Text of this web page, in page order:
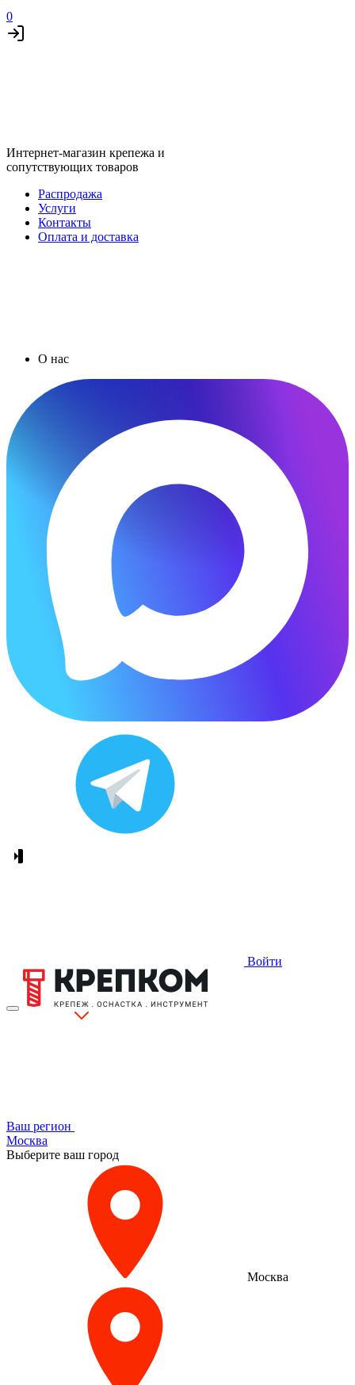
0
Интернет-магазин крепежа и
сопутствующих товаров
Распродажа
Услуги
Контакты
Оплата и доставка
О нас
Войти
Ваш регион
Москва
Выберите ваш город
Москва